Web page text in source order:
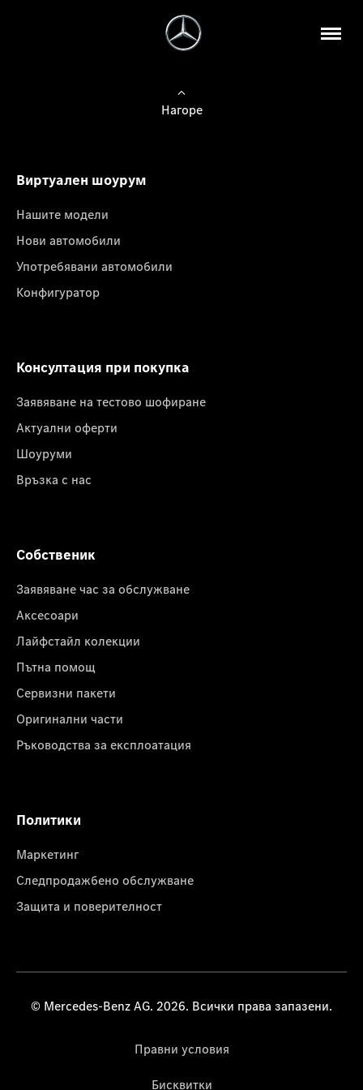
Нагоре
Виртуален шоурум
Нашите модели
Нови автомобили
Употребявани автомобили
Конфигуратор
Консултация при покупка
Заявяване на тестово шофиране
Актуални оферти
Шоуруми
Връзка с нас
Собственик
Заявяване час за обслужване
Аксесоари
Лайфстайл колекции
Пътна помощ
Сервизни пакети
Оригинални части
Ръководства за експлоатация
Политики
Маркетинг
Следпродажбено обслужване
Защита и поверителност
© Mercedes-Benz AG. 2026. Всички права запазени.
Правни условия
Бисквитки